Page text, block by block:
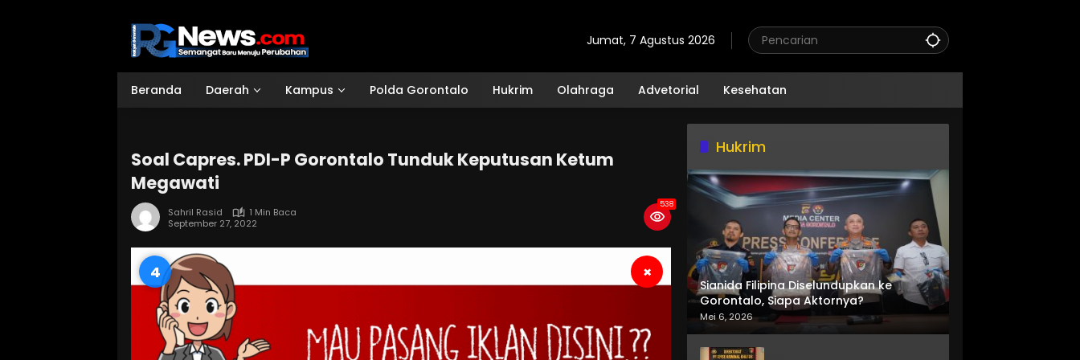
Jumat, 7 Agustus 2026
Beranda Daerah Kampus Polda Gorontalo Hukrim Olahraga Advetorial Kesehatan
Soal Capres. PDI-P Gorontalo Tunduk Keputusan Ketum
Megawati
Sahril Rasid
1 Min Baca
September 27, 2022
538
3 ×
Hukrim
Sianida Filipina Diselundupkan ke
Gorontalo, Siapa Aktornya?
Mei 6, 2026